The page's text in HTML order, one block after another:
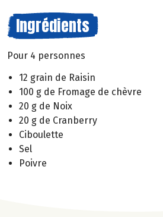
Ingrédients
Pour 4 personnes
12 grain de Raisin
100 g de Fromage de chèvre
20 g de Noix
20 g de Cranberry
Ciboulette
Sel
Poivre